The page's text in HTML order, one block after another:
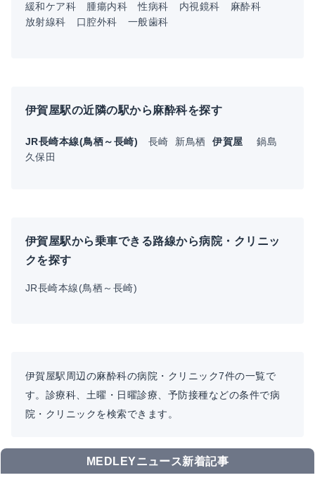
緩和ケア科
腫瘍内科 性病科 内視鏡科
麻酔科
放射線科
口腔外科 一般歯科
伊賀屋駅の近隣の駅から麻酔科を探す
JR長崎本線(鳥栖～長崎) 長崎 新鳥栖 伊賀屋
鍋島
久保田
伊賀屋駅から乗車できる路線から病院・クリニッ
クを探す
JR長崎本線(鳥栖～長崎)
伊賀屋駅周辺の麻酔科の病院・クリニック7件の一覧で
す。診療科、土曜・日曜診療、予防接種などの条件で病
院・クリニックを検索できます。
MEDLEYニュース新着記事